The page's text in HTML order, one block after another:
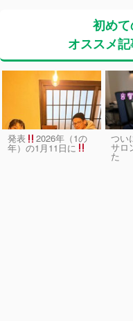
初め
オススメ
発表 2026年（1の
年）の1月11日に
つい
サロ
た